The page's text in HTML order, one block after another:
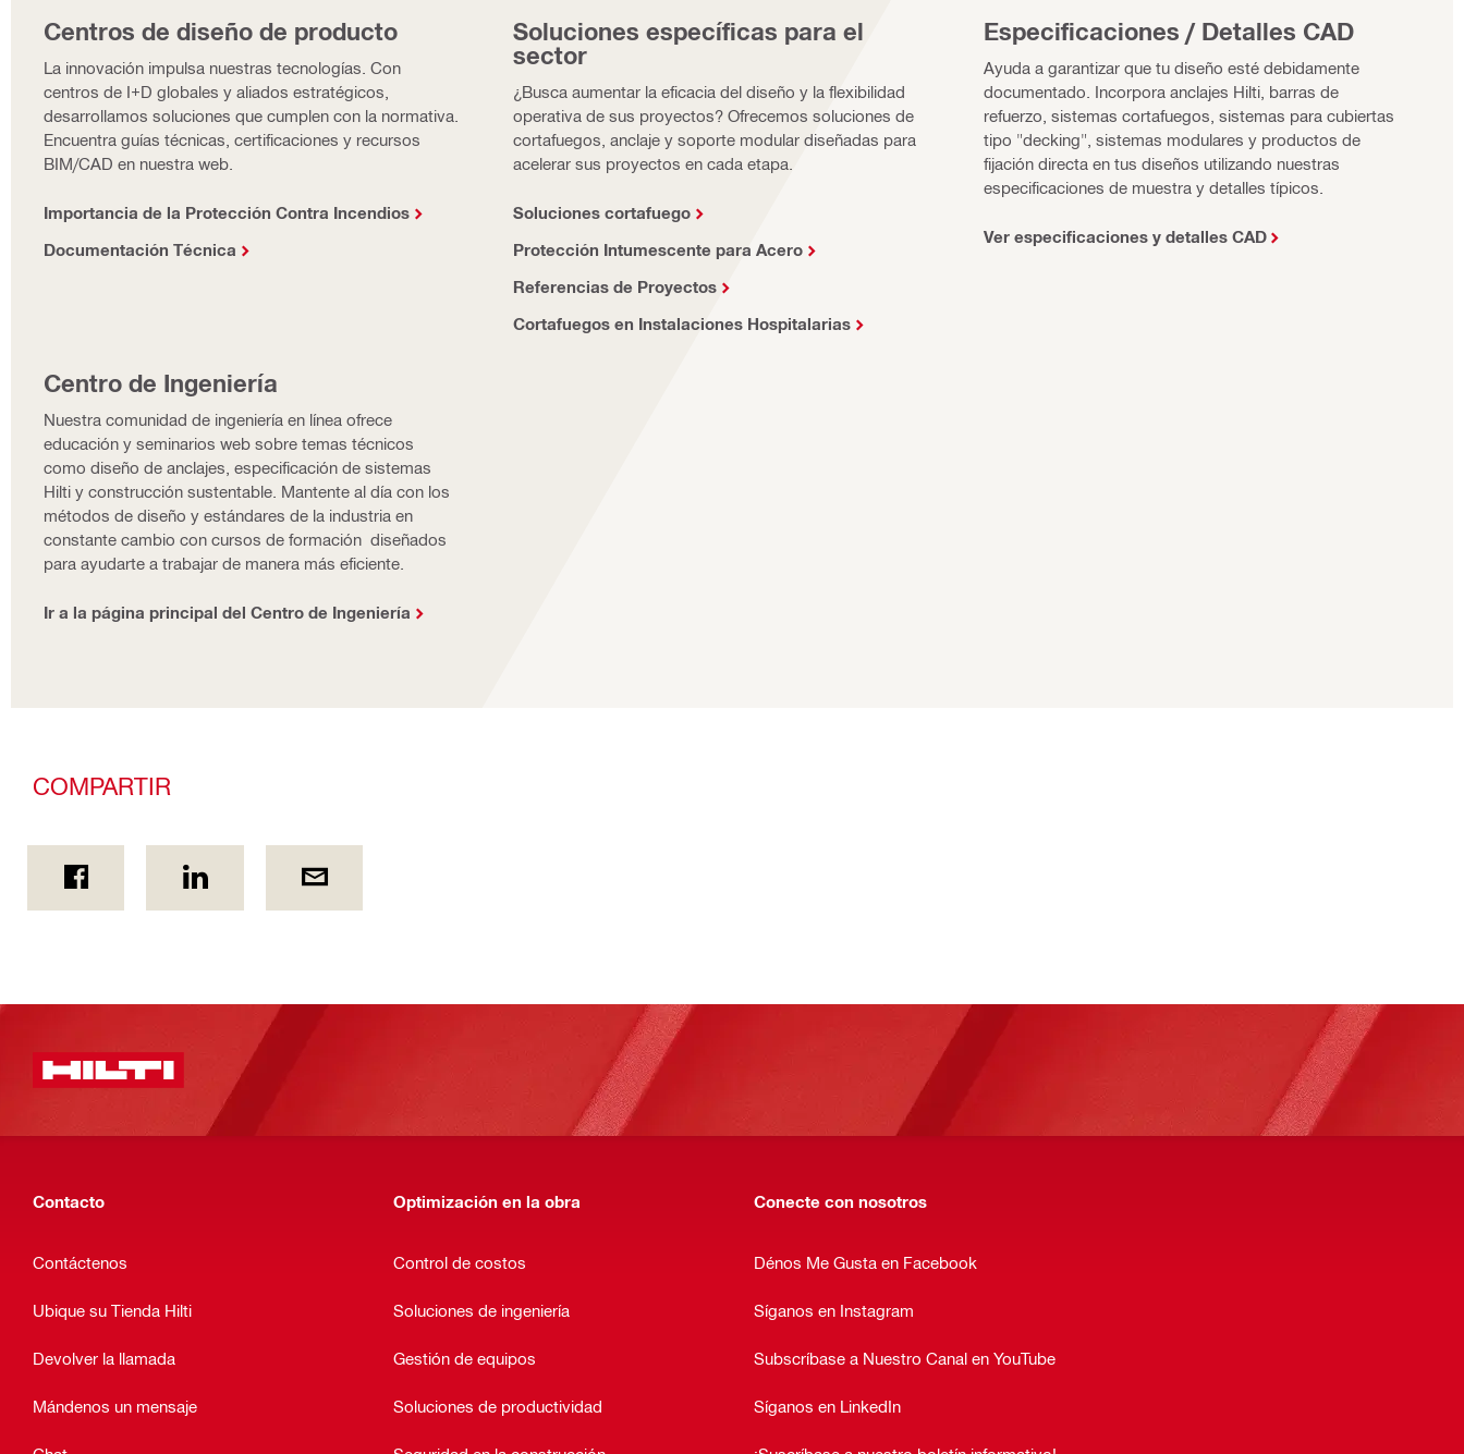
Centros de diseño de producto
La innovación impulsa nuestras tecnologías. Con
centros de I+D globales y aliados estratégicos,
desarrollamos soluciones que cumplen con la normativa.
Encuentra guías técnicas, certificaciones y recursos
BIM/CAD en nuestra web.
Importancia de la Protección Contra Incendios
Documentación Técnica
Soluciones específicas para el
sector
¿Busca aumentar la eficacia del diseño y la flexibilidad
operativa de sus proyectos? Ofrecemos soluciones de
cortafuegos, anclaje y soporte modular diseñadas para
acelerar sus proyectos en cada etapa.
Soluciones cortafuego
Protección Intumescente para Acero
Referencias de Proyectos
Cortafuegos en Instalaciones Hospitalarias
Especificaciones / Detalles CAD
Ayuda a garantizar que tu diseño esté debidamente
documentado. Incorpora anclajes Hilti, barras de
refuerzo, sistemas cortafuegos, sistemas para cubiertas
tipo "decking", sistemas modulares y productos de
fijación directa en tus diseños utilizando nuestras
especificaciones de muestra y detalles típicos.
Ver especificaciones y detalles CAD
Centro de Ingeniería
Nuestra comunidad de ingeniería en línea ofrece
educación y seminarios web sobre temas técnicos
como diseño de anclajes, especificación de sistemas
Hilti y construcción sustentable. Mantente al día con los
métodos de diseño y estándares de la industria en
constante cambio con cursos de formación diseñados
para ayudarte a trabajar de manera más eficiente.
Ir a la página principal del Centro de Ingeniería
COMPARTIR
Contacto
Contáctenos
Ubique su Tienda Hilti
Devolver la llamada
Mándenos un mensaje
Optimización en la obra
Control de costos
Soluciones de ingeniería
Gestión de equipos
Soluciones de productividad
Conecte con nosotros
Dénos Me Gusta en Facebook
Síganos en Instagram
Subscríbase a Nuestro Canal en YouTube
Síganos en LinkedIn